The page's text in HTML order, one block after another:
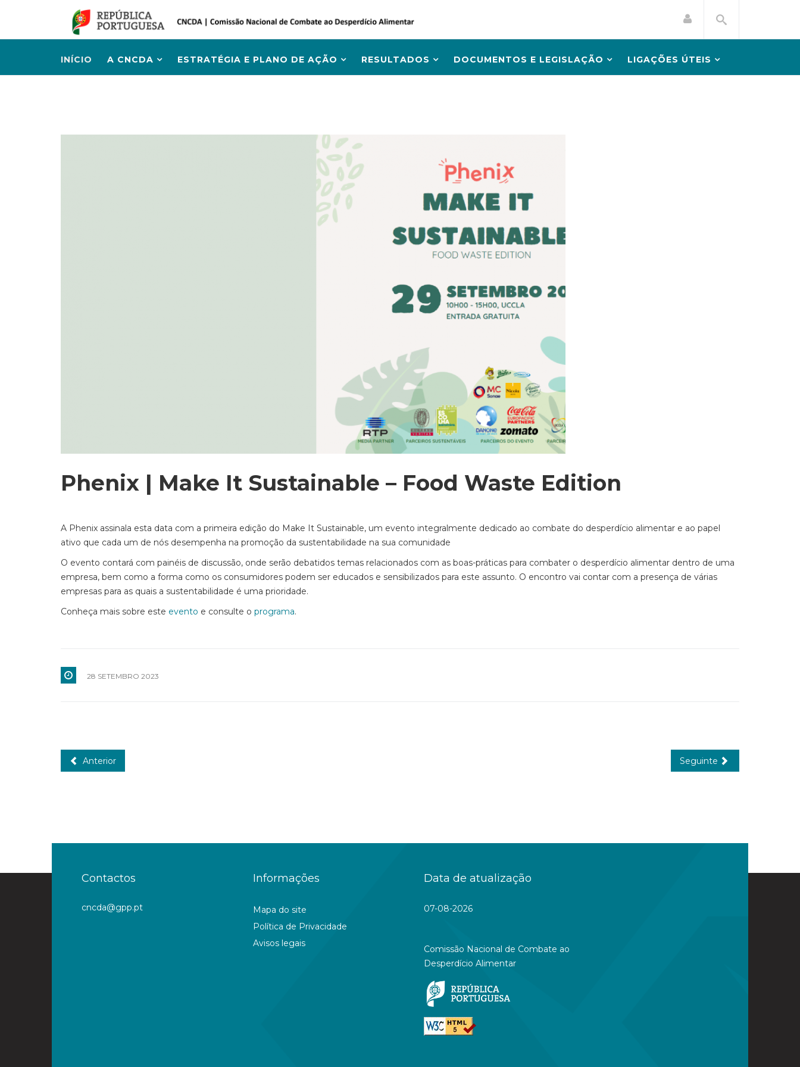
INÍCIO A CNCDA ESTRATÉGIA E PLANO DE AÇÃO RESULTADOS DOCUMENTOS E LEGISLAÇÃO LIGAÇÕES ÚTEIS
Phenix | Make It Sustainable – Food Waste Edition
A Phenix assinala esta data com a primeira edição do Make It Sustainable, um evento integralmente dedicado ao combate do desperdício alimentar e ao papel
ativo que cada um de nós desempenha na promoção da sustentabilidade na sua comunidade
O evento contará com painéis de discussão, onde serão debatidos temas relacionados com as boas-práticas para combater o desperdício alimentar dentro de uma
empresa, bem como a forma como os consumidores podem ser educados e sensibilizados para este assunto. O encontro vai contar com a presença de várias
empresas para as quais a sustentabilidade é uma prioridade.
Conheça mais sobre este evento e consulte o programa.
28 SETEMBRO 2023
Anterior Seguinte
Contactos
cncda@gpp.pt
Informações
Mapa do site
Política de Privacidade
Avisos legais
Data de atualização
07-08-2026
Comissão Nacional de Combate ao
Desperdício Alimentar